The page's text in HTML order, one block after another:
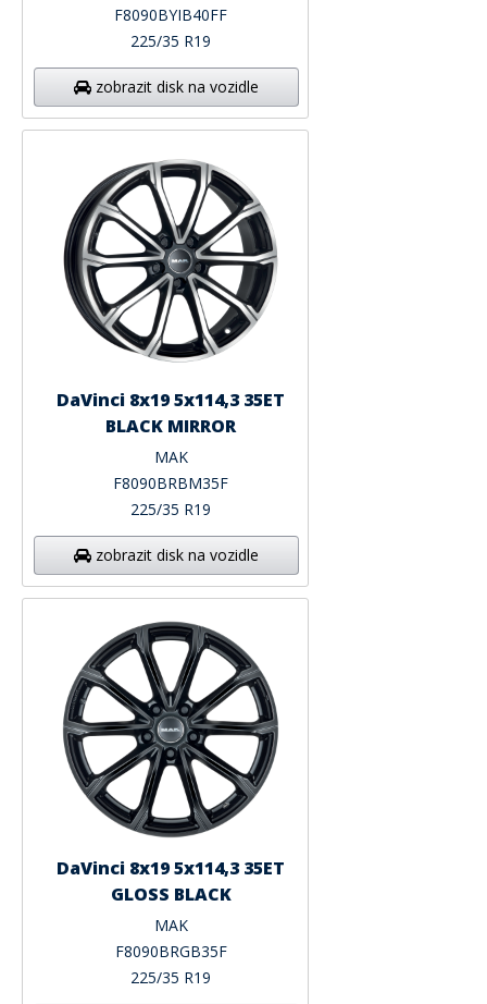
F8090BYIB40FF
225/35 R19
zobrazit disk na vozidle
DaVinci 8x19 5x114,3 35ET
BLACK MIRROR
MAK
F8090BRBM35F
225/35 R19
zobrazit disk na vozidle
DaVinci 8x19 5x114,3 35ET
GLOSS BLACK
MAK
F8090BRGB35F
225/35 R19